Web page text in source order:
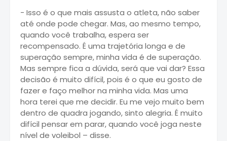
- Isso é o que mais assusta o atleta, não saber
até onde pode chegar. Mas, ao mesmo tempo,
quando você trabalha, espera ser
recompensado. É uma trajetória longa e de
superação sempre, minha vida é de superação.
Mas sempre fica a dúvida, será que vai dar? Essa
decisão é muito difícil, pois é o que eu gosto de
fazer e faço melhor na minha vida. Mas uma
hora terei que me decidir. Eu me vejo muito bem
dentro de quadra jogando, sinto alegria. É muito
difícil pensar em parar, quando você joga neste
nível de voleibol – disse.